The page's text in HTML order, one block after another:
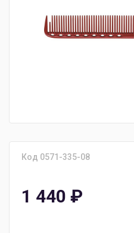
Код 0571-335-08
1 440 ₽